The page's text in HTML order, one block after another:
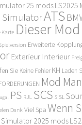
25 mods LS2025
SimulatorATS
Karte Dieser Mod
Erweiterte
Exterieur Interieur
Sie Keine Fehler KH Laden
Mod
PS RJL SCS SISL
Dank Viel Spa Wenn
Simulator 2025 mods